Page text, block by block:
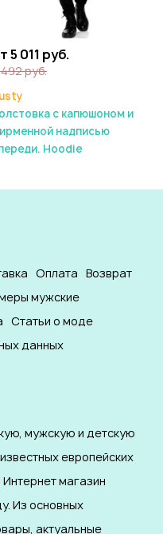
5 011 руб.
руб.
с капюшоном и
надписью
Hoodie
Оплата Возврат
мужские
Статьи о моде
данных
мужскую и детскую
европейских
магазин
Из основных
актуальные